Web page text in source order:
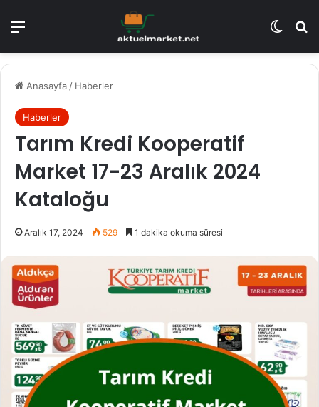
Dış
Anasayfa / Haberler
Haberler
Tarım Kredi Kooperatif
Market 17-23 Aralık 2024
Kataloğu
Aralık 17, 2024 529 1 dakika okuma süresi